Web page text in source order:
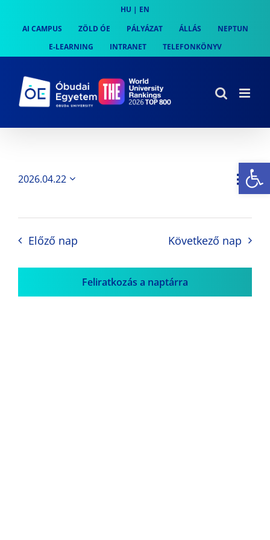
content
HU | EN
AI CAMPUS
ZÖLD ÓE PÁLYÁZAT ÁLLÁS
NEPTUN
E-LEARNING
INTRANET TELEFONKÖNYV
Nap
2026.04.22
Előző nap Következő nap
Feliratkozás a naptárra